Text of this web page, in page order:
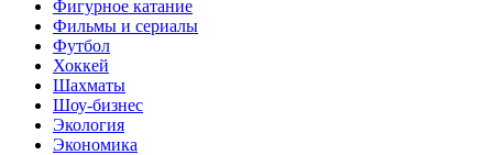
Фигурное катание
Фильмы и сериалы
Футбол
Хоккей
Шахматы
Шоу-бизнес
Экология
Экономика